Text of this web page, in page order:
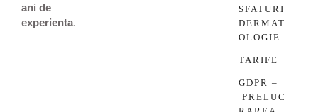
ani de
experienta.
SFATURI
DERMAT
OLOGIE
TARIFE
GDPR –
PRELUC